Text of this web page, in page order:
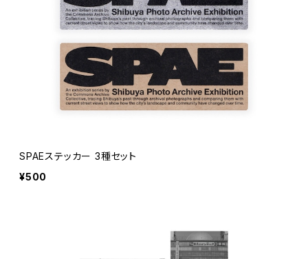
SPAEステッカー 3種セット
¥500